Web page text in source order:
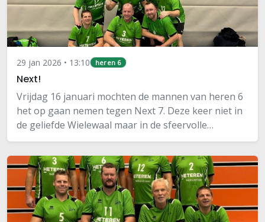
29 jan 2026 • 13:10 heren 6
Next!
Vrijdag 16 januari mochten de mannen van heren 6
het op gaan nemen tegen Next 7. Deze keer niet in
de geliefde Wielewaal maar in de sfeervolle
Appelgaard. Martien was weer van de partij na een
blessure. Helemaal compleet waren we nog niet…